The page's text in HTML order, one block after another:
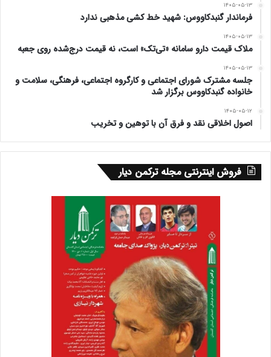
۱۴۰۵-۰۵-۱۳
فرماندار گنبدکاووس: شهید خط کشی مذهبی ندارد
۱۴۰۵-۰۵-۱۳
ملاک قیمت دارو سامانه «تی‌تک» است، نه قیمت درج‌شده روی جعبه
۱۴۰۵-۰۵-۱۳
جلسه مشترک شورای اجتماعی و کارگروه اجتماعی، فرهنگی، سلامت و
خانواده گنبدکاووس برگزار شد
۱۴۰۵-۰۵-۱۲
اصول اخلاقی نقد و فرق آن با توهین و تخریب
فروش اینترنتی مجله ترکمن دیار